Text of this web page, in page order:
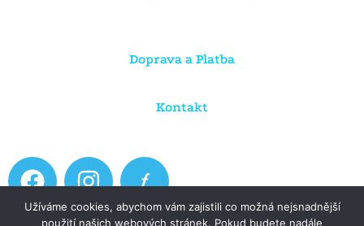
Doprava a Platba
Kontakt
F
a
c
I
n
s
Užíváme cookies, abychom vám zajistili co možná nejsnadnější
použití našich webových stránek. Pokud budete nadále